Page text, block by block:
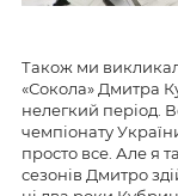
Також ми
«Сокола» Дмитра
нелегкий період.
чемпіонату
просто все. Але я
сезонів Дмитро